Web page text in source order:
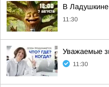
В
11:30
Уважаемые
11:30